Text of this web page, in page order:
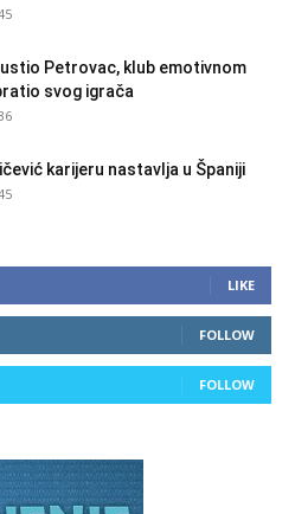
Petrovac, klub emotivnom
svog igrača
karijeru nastavlja u Španiji
LIKE
FOLLOW
FOLLOW